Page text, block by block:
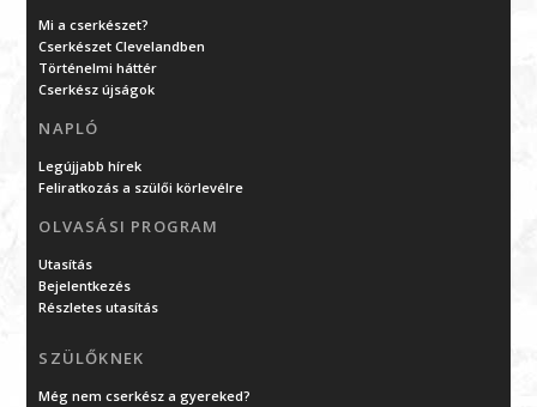
Mi a cserkészet?
Cserkészet Clevelandben
Történelmi háttér
Cserkész újságok
NAPLÓ
Legújjabb hírek
Feliratkozás a szülői körlevélre
OLVASÁSI PROGRAM
Utasítás
Bejelentkezés
Részletes utasítás
SZÜLŐKNEK
Még nem cserkész a gyereked?